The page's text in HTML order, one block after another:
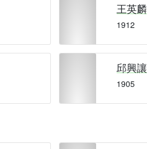
王英麟
1912
邱興讓
1905